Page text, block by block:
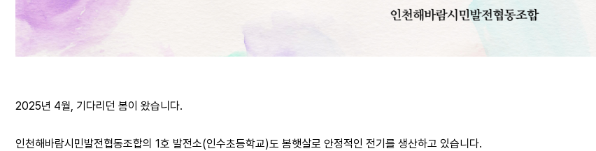
2025년 4월, 기다리던 봄이 왔습니다.
인천해바람시민발전협동조합의 1호 발전소(인수초등학교)도 봄햇살로 안정적인 전기를 생산하고 있습니다.